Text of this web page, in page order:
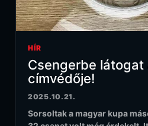
HÍR
Csengerbe látogat
címvédője!
2025.10.21.
Sorsoltak a magyar kupa